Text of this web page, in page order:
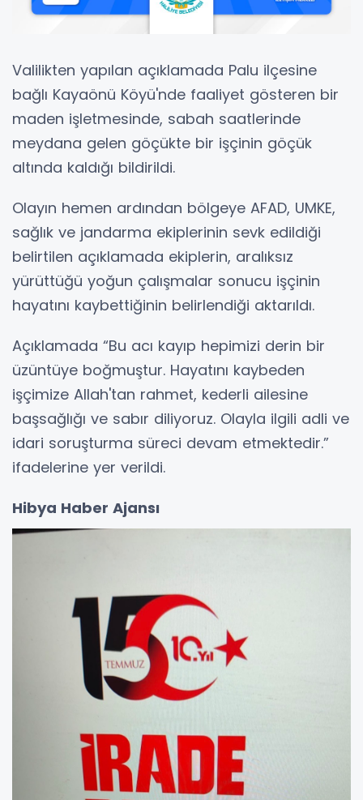
Valilikten yapılan açıklamada Palu ilçesine
bağlı Kayaönü Köyü'nde faaliyet gösteren bir
maden işletmesinde, sabah saatlerinde
meydana gelen göçükte bir işçinin göçük
altında kaldığı bildirildi.
Olayın hemen ardından bölgeye AFAD, UMKE,
sağlık ve jandarma ekiplerinin sevk edildiği
belirtilen açıklamada ekiplerin, aralıksız
yürüttüğü yoğun çalışmalar sonucu işçinin
hayatını kaybettiğinin belirlendiği aktarıldı.
Açıklamada “Bu acı kayıp hepimizi derin bir
üzüntüye boğmuştur. Hayatını kaybeden
işçimize Allah'tan rahmet, kederli ailesine
başsağlığı ve sabır diliyoruz. Olayla ilgili adli ve
idari soruşturma süreci devam etmektedir.”
ifadelerine yer verildi.
Hibya Haber Ajansı